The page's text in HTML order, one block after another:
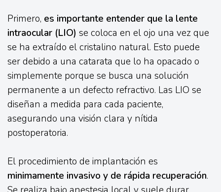
Primero, es importante entender que la lente
intraocular (LIO) se coloca en el ojo una vez que
se ha extraído el cristalino natural. Esto puede
ser debido a una catarata que lo ha opacado o
simplemente porque se busca una solución
permanente a un defecto refractivo. Las LIO se
diseñan a medida para cada paciente,
asegurando una visión clara y nítida
postoperatoria.
El procedimiento de implantación es
minimamente invasivo y de rápida recuperación.